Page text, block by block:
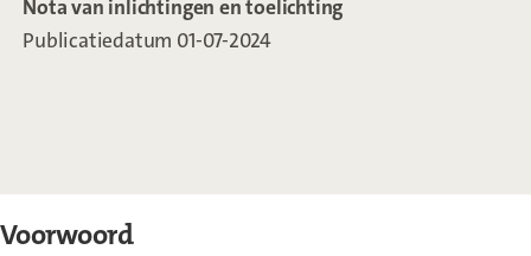
Nota van inlichtingen en toelichting
Publicatiedatum 01-07-2024
Voorwoord